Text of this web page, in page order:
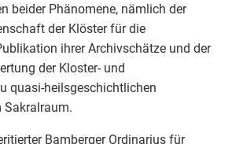
beider Phänomene, nämlich der
der Klöster für die
ihrer Archivschätze und der
der Kloster- und
quasi-heilsgeschichtlichen
Sakralraum.
Bamberger Ordinarius für